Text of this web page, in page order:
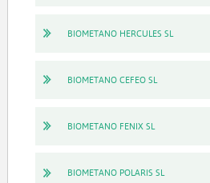
BIOMETANO HERCULES SL
BIOMETANO CEFEO SL
BIOMETANO FENIX SL
BIOMETANO POLARIS SL